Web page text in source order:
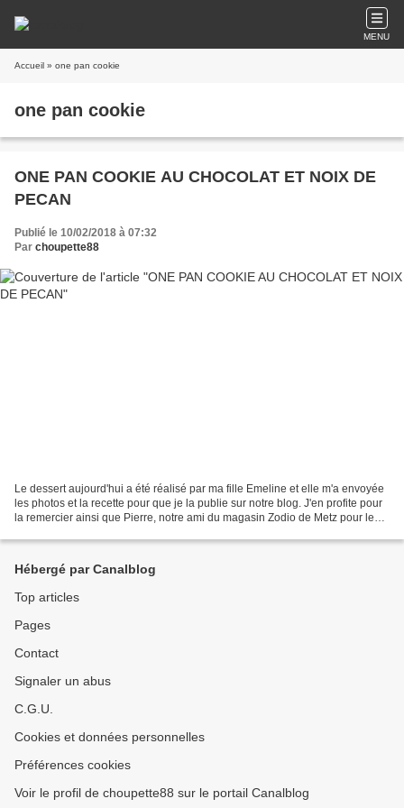
MENU
Accueil » one pan cookie
one pan cookie
ONE PAN COOKIE AU CHOCOLAT ET NOIX DE
PECAN
Publié le 10/02/2018 à 07:32
Par choupette88
Le dessert aujourd'hui a été réalisé par ma fille Emeline et elle m'a envoyée
les photos et la recette pour que je la publie sur notre blog. J'en profite pour
la remercier ainsi que Pierre, notre ami du magasin Zodio de Metz pour leur
Hébergé par Canalblog
Top articles
Pages
Contact
Signaler un abus
C.G.U.
Cookies et données personnelles
Préférences cookies
Voir le profil de choupette88 sur le portail Canalblog